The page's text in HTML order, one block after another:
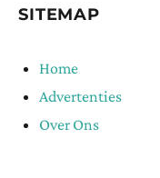
SITEMAP
Home
Advertenties
Over Ons